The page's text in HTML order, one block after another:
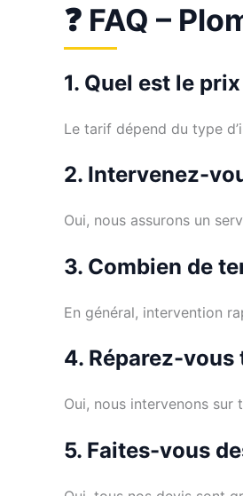
❓ FAQ –
1. Quel est le
Le tarif dépend du type
2. Intervenez-
Oui, nous assurons un
3. Combien de
En général, intervention
4. Réparez-vous
Oui, nous intervenons
5. Faites-vous